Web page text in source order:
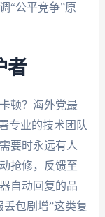
“公平竞争”原
者
顿？海外党最
专业的技术团队
要时永远有人
抢修，反馈至
自动回复的品
包剧增”这类复